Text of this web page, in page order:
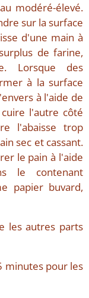
modéré-élevé.
sur la surface
d'une main à
de farine,
Lorsque des
à la surface
à l'aide de
l'autre côté
l'abaisse trop
sec et cassant.
le pain à l'aide
le contenant
papier buvard,
les autres parts
minutes pour les